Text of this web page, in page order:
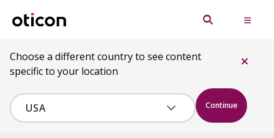
Choose a different country to see content
specific to your location
Continue